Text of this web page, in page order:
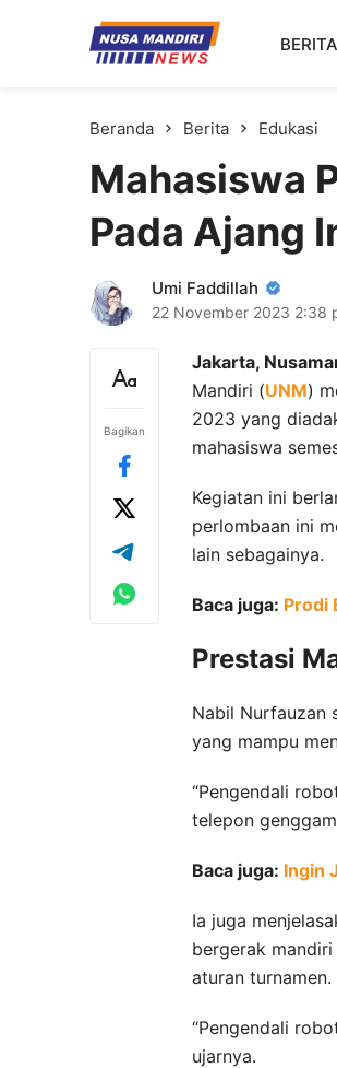
Kampus Digital
Universitas Nusa Mandiri
BERITA
Beranda Berita Edukasi
Mahasiswa
Pada Ajang
Umi Faddillah
22 November 2023 2:38
Bagikan
Jakarta,
Mandiri (UNM)
2023 yang
mahasiswa
Kegiatan ini
perlombaan ini
lain sebagainya.
Baca juga: Prodi
Prestasi
Nabil Nurfauzan
yang mampu
“Pengendali
telepon
Baca juga: Ingin
Ia juga
bergerak
aturan turnamen.
“Pengendali
ujarnya.